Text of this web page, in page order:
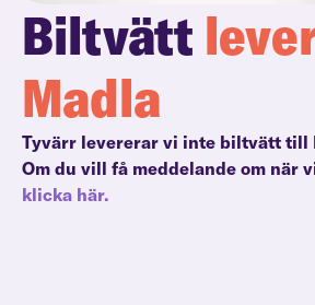
Biltvätt
Madla
Tyvärr levererar vi inte biltvätt till
Om du vill få meddelande om när
klicka här.